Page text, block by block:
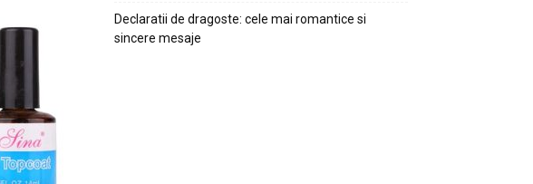
Declaratii de dragoste: cele mai romantice si
sincere mesaje